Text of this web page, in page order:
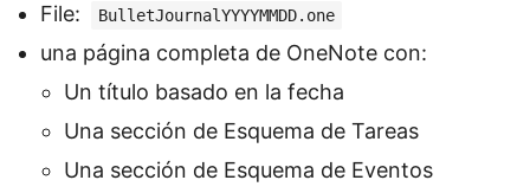
File: BulletJournalYYYYMMDD.one
una página completa de OneNote con:
Un título basado en la fecha
Una sección de Esquema de Tareas
Una sección de Esquema de Eventos